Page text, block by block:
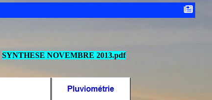
SYNTHESE NOVEMBRE 2013.pdf